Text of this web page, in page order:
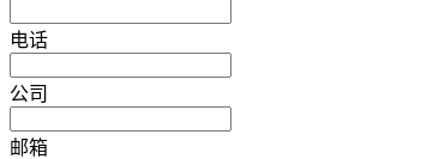
电话
公司
邮箱